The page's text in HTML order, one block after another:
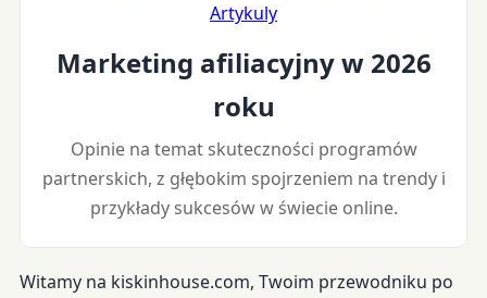
Artykuly
Marketing afiliacyjny w 2026
roku
Opinie na temat skuteczności programów
partnerskich, z głębokim spojrzeniem na trendy i
przykłady sukcesów w świecie online.
Witamy na kiskinhouse.com, Twoim przewodniku po